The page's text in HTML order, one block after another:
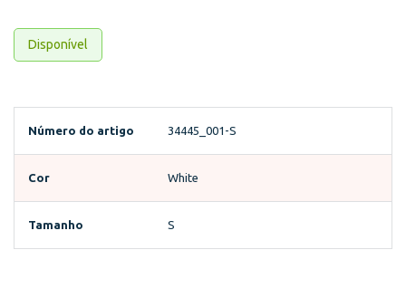
Disponível
Número do artigo 34445_001-S
Cor White
Tamanho S